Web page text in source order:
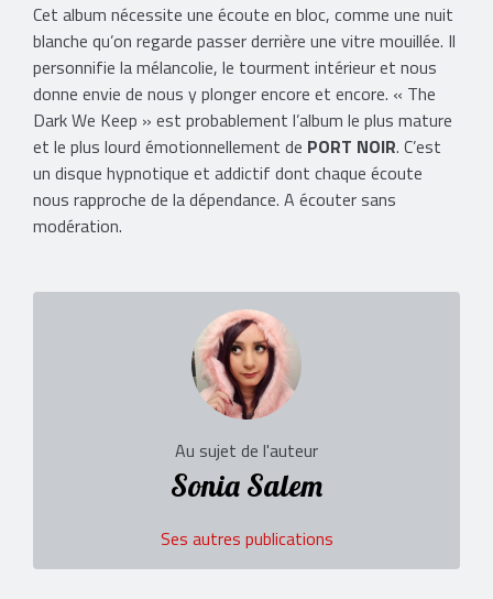
Cet album nécessite une écoute en bloc, comme une nuit
blanche qu’on regarde passer derrière une vitre mouillée. Il
personnifie la mélancolie, le tourment intérieur et nous
donne envie de nous y plonger encore et encore. « The
Dark We Keep » est probablement l’album le plus mature
et le plus lourd émotionnellement de PORT NOIR. C’est
un disque hypnotique et addictif dont chaque écoute
nous rapproche de la dépendance. A écouter sans
modération.
Au sujet de l'auteur
Sonia Salem
Ses autres publications